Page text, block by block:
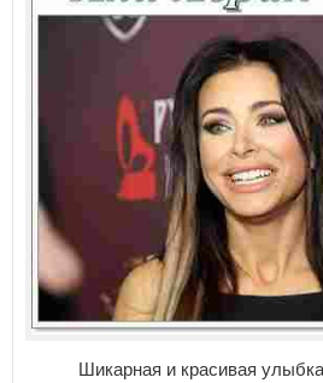
Шикарная и красивая